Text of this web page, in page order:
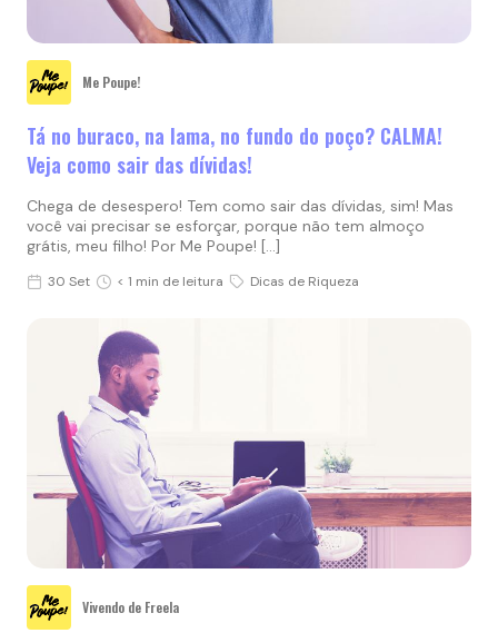
Me Poupe!
Tá no buraco, na lama, no fundo do poço? CALMA!
Veja como sair das dívidas!
Chega de desespero! Tem como sair das dívidas, sim! Mas
você vai precisar se esforçar, porque não tem almoço
grátis, meu filho! Por Me Poupe! […]
30 Set < 1 min de leitura Dicas de Riqueza
Vivendo de Freela